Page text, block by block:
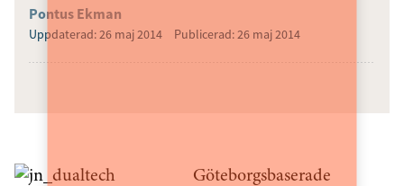
Pontus Ekman
Uppdaterad: 26 maj 2014 Publicerad: 26 maj 2014
Göteborgsbaserade